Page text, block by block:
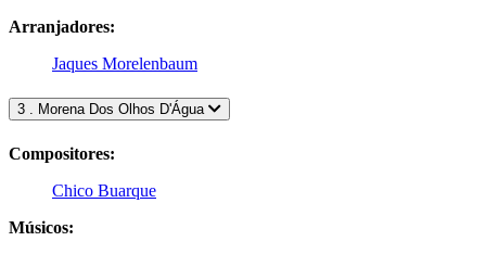
Arranjadores:
Jaques Morelenbaum
3 . Morena Dos Olhos D'Água
Compositores:
Chico Buarque
Músicos: